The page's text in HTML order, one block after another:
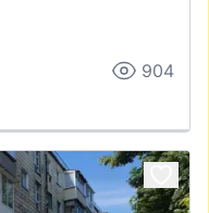
904